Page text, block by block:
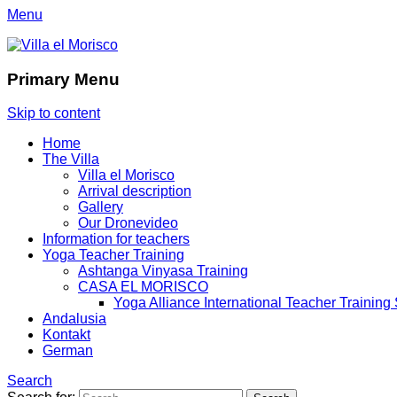
Menu
Villa el Morisco
Primary Menu
Skip to content
Home
The Villa
Villa el Morisco
Arrival description
Gallery
Our Dronevideo
Information for teachers
Yoga Teacher Training
Ashtanga Vinyasa Training
CASA EL MORISCO
Yoga Alliance International Teacher Training
Andalusia
Kontakt
German
Search